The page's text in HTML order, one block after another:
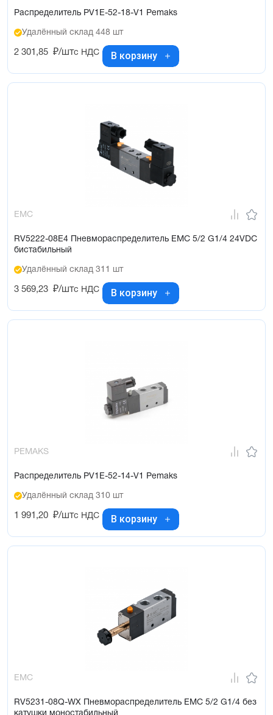
Распределитель PV1E-52-18-V1 Pemaks
Удалённый склад 448 шт
2 301,85 ₽/штс НДС В корзину
EMC
RV5222-08E4 Пневмораспределитель EMC 5/2 G1/4 24VDC
бистабильный
Удалённый склад 311 шт
3 569,23 ₽/штс НДС В корзину
PEMAKS
Распределитель PV1E-52-14-V1 Pemaks
Удалённый склад 310 шт
1 991,20 ₽/штс НДС В корзину
EMC
RV5231-08Q-WX Пневмораспределитель EMC 5/2 G1/4 без
катушки моностабильный